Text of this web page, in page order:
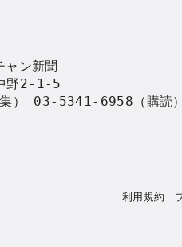
ン新聞
野2-1-5
） 03-5341-6958（購読
利用規約